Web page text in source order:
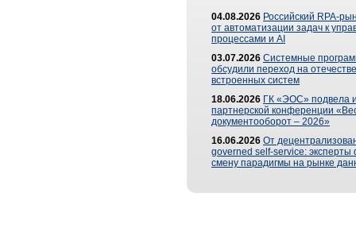
04.08.2026 Российский RPA-
от автоматизации задач к
процессами и AI
03.07.2026 Системные
обсудили переход на
встроенных систем
18.06.2026 ГК «ЭОС» подвела
партнерской конференции
документооборот – 2026»
16.06.2026 От
governed self-service: эксперты
смену парадигмы на рынке